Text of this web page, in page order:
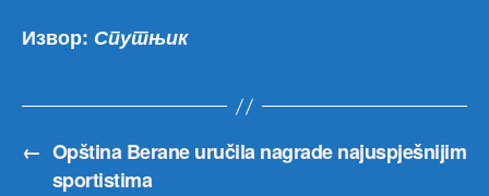
Извор: Спутњик
← Opština Berane uručila nagrade najuspješnijim
sportistima